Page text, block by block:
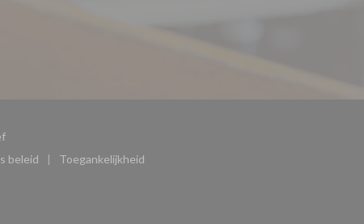
((opent in een nieuw venster))
beleid
((opent in een nieuw venster))
Toegankelijkheid
((opent in een nieuw venster))